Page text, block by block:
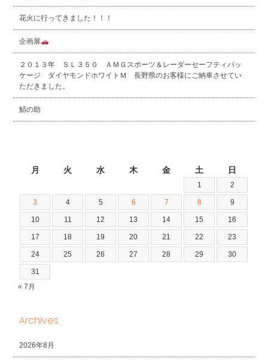
花火に行ってきました！！！
企画展
２０１３年 ＳＬ３５０ ＡＭＧスポーツ＆レーダーセーフティパッ
ケージ ダイヤモンドホワイトＭ 長野県のお客様にご納車させてい
ただきました。
鯖の助
月 火 水 木 金 土 日
1 2
3 4 5 6 7 8 9
10 11 12 13 14 15 16
17 18 19 20 21 22 23
24 25 26 27 28 29 30
31
« 7月
Archives
2026年8月